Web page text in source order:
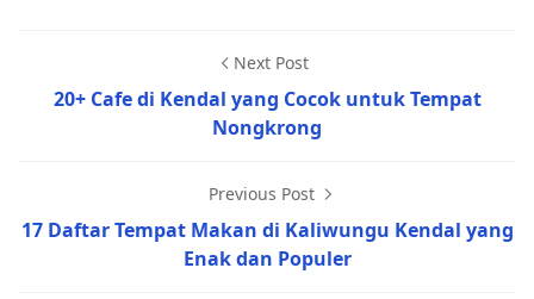
Next Post
20+ Cafe di Kendal yang Cocok untuk Tempat
Nongkrong
Previous Post
17 Daftar Tempat Makan di Kaliwungu Kendal yang
Enak dan Populer